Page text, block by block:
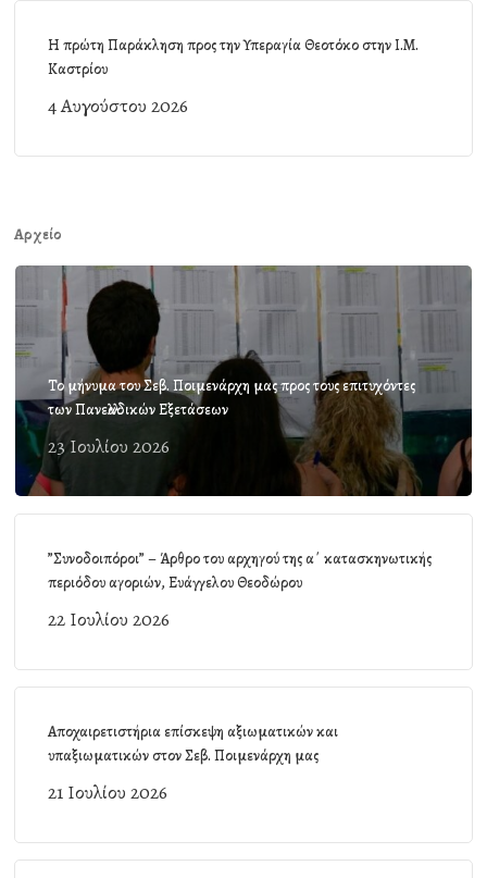
Η πρώτη Παράκληση προς την Υπεραγία Θεοτόκο στην Ι.Μ.
Καστρίου
4 Αυγούστου 2026
Αρχείο
Το μήνυμα του Σεβ. Ποιμενάρχη μας προς τους επιτυχόντες
των Πανελλαδικών Εξετάσεων
23 Ιουλίου 2026
”Συνοδοιπόροι” – Άρθρο του αρχηγού της α΄ κατασκηνωτικής
περιόδου αγοριών, Ευάγγελου Θεοδώρου
22 Ιουλίου 2026
Αποχαιρετιστήρια επίσκεψη αξιωματικών και
υπαξιωματικών στον Σεβ. Ποιμενάρχη μας
21 Ιουλίου 2026